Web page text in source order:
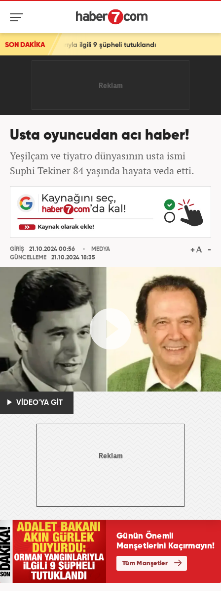
SON DAKİKAilgili 9 şüpheli tutuklandı
Usta oyuncudan acı haber!
Yeşilçam ve tiyatro dünyasının usta ismi
Suphi Tekiner 84 yaşında hayata veda etti.
GİRİŞ
21.10.2024 00:56
GÜNCELLEME
21.10.2024 18:35
MEDYA
VİDEO'YA GİT